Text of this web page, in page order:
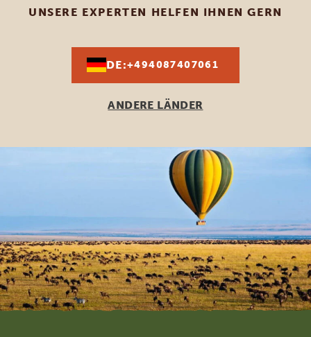
UNSERE EXPERTEN HELFEN IHNEN GERN
DE:+494087407061
ANDERE LÄNDER
Footer